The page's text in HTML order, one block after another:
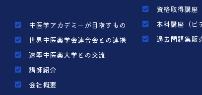
中医学アカデミーが目指すもの
世界中医薬学会連合会との連携
遼寧中医薬大学との交流
講師紹介
会社概要
資格取得講座
本科講座（ビ
過去問題集販